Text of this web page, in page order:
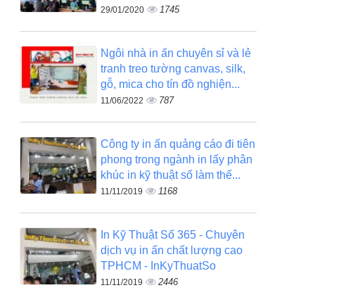
29/01/2020 1745
Ngôi nhà in ấn chuyên sỉ và lẻ
tranh treo tường canvas, silk,
gỗ, mica cho tín đồ nghiện...
11/06/2022 787
Công ty in ấn quảng cáo đi tiên
phong trong ngành in lấy phân
khúc in kỹ thuật số làm thế...
11/11/2019 1168
In Kỹ Thuật Số 365 - Chuyên
dịch vụ in ấn chất lượng cao
TPHCM - InKyThuatSo
11/11/2019 2446